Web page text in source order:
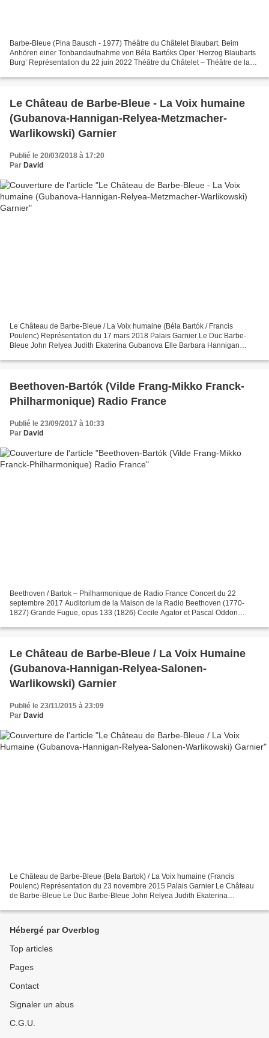
Barbe-Bleue (Pina Bausch - 1977) Théâtre du Châtelet Blaubart. Beim
Anhören einer Tonbandaufnahme von Béla Bartóks Oper ‘Herzog Blaubarts
Burg’ Représentation du 22 juin 2022 Théâtre du Châtelet – Théâtre de la
Le Château de Barbe-Bleue - La Voix humaine
(Gubanova-Hannigan-Relyea-Metzmacher-
Warlikowski) Garnier
Publié le 20/03/2018 à 17:20
Par David
Le Château de Barbe-Bleue / La Voix humaine (Béla Bartók / Francis
Poulenc) Représentation du 17 mars 2018 Palais Garnier Le Duc Barbe-
Bleue John Relyea Judith Ekaterina Gubanova Elle Barbara Hannigan
Beethoven-Bartók (Vilde Frang-Mikko Franck-
Philharmonique) Radio France
Publié le 23/09/2017 à 10:33
Par David
Beethoven / Bartok – Philharmonique de Radio France Concert du 22
septembre 2017 Auditorium de la Maison de la Radio Beethoven (1770-
1827) Grande Fugue, opus 133 (1826) Cecile Agator et Pascal Oddon
Le Château de Barbe-Bleue / La Voix Humaine
(Gubanova-Hannigan-Relyea-Salonen-
Warlikowski) Garnier
Publié le 23/11/2015 à 23:09
Par David
Le Château de Barbe-Bleue (Bela Bartok) / La Voix humaine (Francis
Poulenc) Représentation du 23 novembre 2015 Palais Garnier Le Château
de Barbe-Bleue Le Duc Barbe-Bleue John Relyea Judith Ekaterina
Hébergé par Overblog
Top articles
Pages
Contact
Signaler un abus
C.G.U.